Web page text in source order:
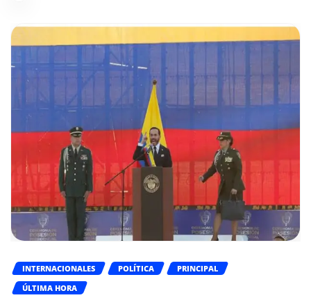
INTERNACIONALES POLÍTICA
PRINCIPAL
ÚLTIMA HORA